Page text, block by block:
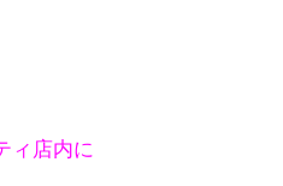
ィ店内に